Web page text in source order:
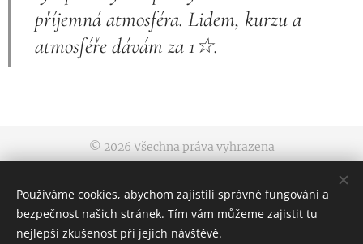
příjemná atmosféra. Lidem, kurzu a
atmosféře dávám za 1☆.
© 2026 Všechna práva vyhrazena
Výtvarný ateliér Malování a kreslení, tel: 777 422 022
Používáme cookies, abychom zajistili správné fungování a
bezpečnost našich stránek. Tím vám můžeme zajistit tu
nejlepší zkušenost při jejich návštěvě.